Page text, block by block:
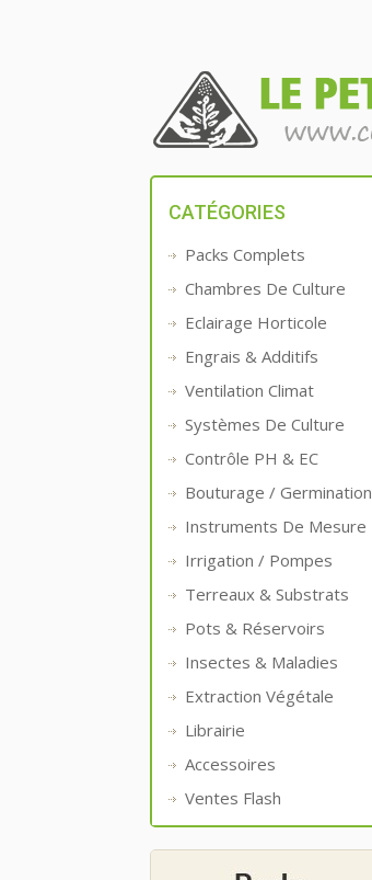
CATÉGORIES
Packs Complets
Chambres De Culture
Eclairage Horticole
Engrais & Additifs
Ventilation Climat
Systèmes De Culture
Contrôle PH & EC
Bouturage / Germination
Instruments De Mesure
Irrigation / Pompes
Terreaux & Substrats
Pots & Réservoirs
Insectes & Maladies
Extraction Végétale
Librairie
Accessoires
Ventes Flash